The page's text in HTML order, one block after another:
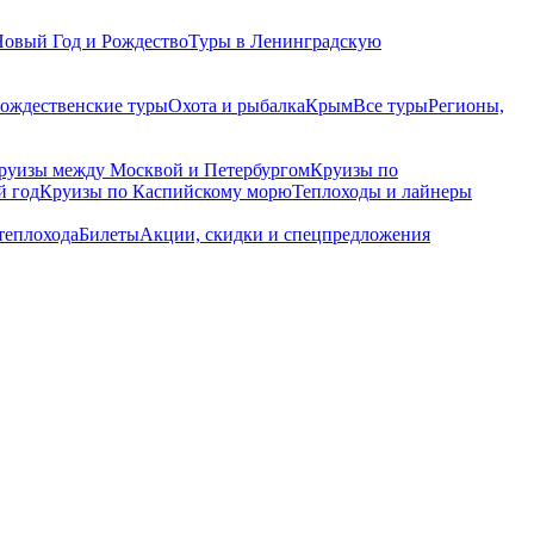
Год и РождествоТуры в Ленинградскую
турыОхота и рыбалкаКрымВсе турыРегионы,
между Москвой и ПетербургомКруизы по
годКруизы по Каспийскому морюТеплоходы и лайнеры
БилетыАкции, скидки и спецпредложения